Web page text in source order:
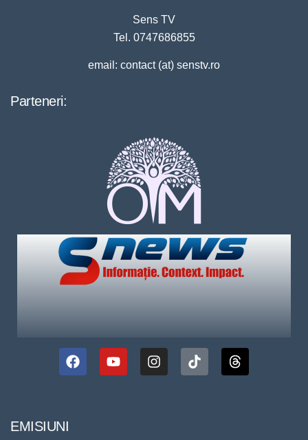
Sens TV
Tel. 0747686855
email: contact (at) senstv.ro
Parteneri:
EMISIUNI